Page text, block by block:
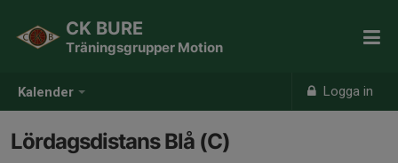
Kalender Logga in
CK BURE
Träningsgrupper Motion
Lördagsdistans Blå (C)